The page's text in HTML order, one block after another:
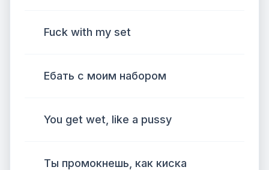
Fuck with my set
Ебать с моим набором
You get wet, like a pussy
Ты промокнешь, как киска